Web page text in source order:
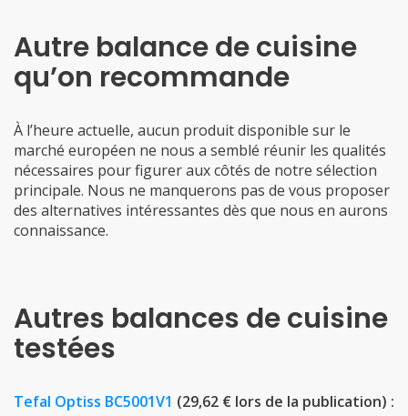
Autre balance de cuisine
qu’on recommande
À l’heure actuelle, aucun produit disponible sur le
marché européen ne nous a semblé réunir les qualités
nécessaires pour figurer aux côtés de notre sélection
principale. Nous ne manquerons pas de vous proposer
des alternatives intéressantes dès que nous en aurons
connaissance.
Autres balances de cuisine
testées
Tefal Optiss BC5001V1 (29,62 € lors de la publication) :